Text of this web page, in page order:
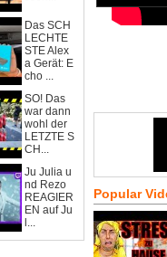
Das SCH
LECHTE
STE Alex
a Gerät: E
cho ...
SO! Das
war dann
wohl der
LETZTE S
CH...
Ju Julia u
nd Rezo
REAGIER
EN auf Ju
l...
Popular